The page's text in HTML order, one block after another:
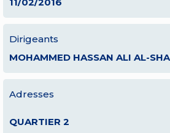
Dirigeants
MOHAMMED HASSAN ALI AL-
Adresses
QUARTIER 2